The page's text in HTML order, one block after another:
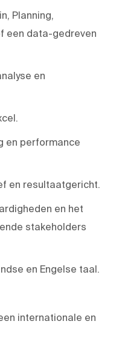
Planning,
een data-gedreven
en
en performance
en resultaatgericht.
en het
stakeholders
en Engelse taal.
internationale en